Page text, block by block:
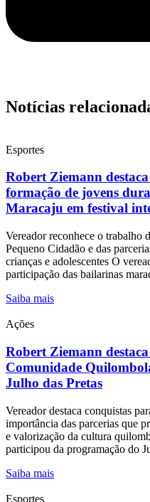
Notícias
Esportes
Robert Ziemann
formação de jovens
Maracaju em festival
Vereador reconhece o
Pequeno Cidadão e das
crianças e adolescentes O
participação das bailarinas
Saiba mais
Ações
Robert Ziemann
Comunidade
Julho das Pretas
Vereador destaca conquistas
importância das parcerias que
e valorização da cultura
participou da programação do
Saiba mais
Esportes